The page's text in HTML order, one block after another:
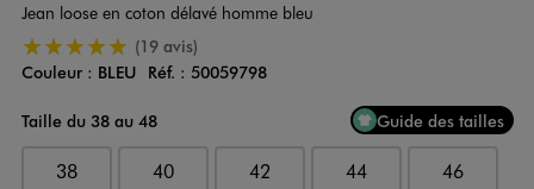
Jean loose en coton délavé homme bleu
5/5 de moyenne(19 avis)
Couleur
Couleur : BLEU Réf. : 50059798
Taille du 38 au 48
Guide des tailles
38 40 42 44 46